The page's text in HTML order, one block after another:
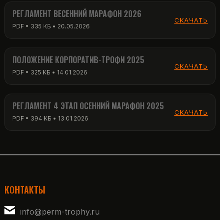
РЕГЛАМЕНТ ВЕСЕННИЙ МАРАФОН 2026
PDF • 335 КБ • 20.05.2026
СКАЧАТЬ
ПОЛОЖЕНИЕ КОРПОРАТИВ-ТРОФИ 2025
PDF • 325 КБ • 14.01.2026
СКАЧАТЬ
РЕГЛАМЕНТ 4 ЭТАП ОСЕННИЙ МАРАФОН 2025
PDF • 394 КБ • 13.01.2026
СКАЧАТЬ
КОНТАКТЫ
info@perm-trophy.ru